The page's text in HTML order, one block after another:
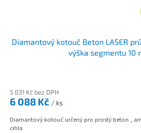
Diamantový kotouč Beton LASER
výška segmentu 10
5 031 Kč bez DPH
6 088 Kč / ks
Diamantový kotouč určený pro prostý beton ,
cihla